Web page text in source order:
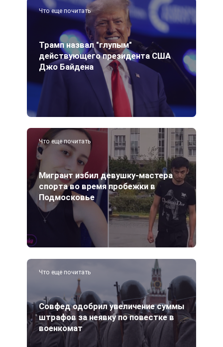
Что еще почитать
Трамп назвал "глупым"
действующего президента США
Джо Байдена
Что еще почитать
Мигрант избил девушку-мастера
спорта во время пробежки в
Подмосковье
Что еще почитать
Совфед одобрил увеличение суммы
штрафов за неявку по повестке в
военкомат